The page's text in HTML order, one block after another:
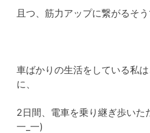
且つ、筋力アップに繋がるそ
車ばかりの生活をしている私
に、
2日間、電車を乗り継ぎ歩いた
一_一)